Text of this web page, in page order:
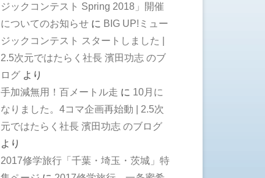
ジックコンテスト Spring 2018」開催
についてのお知らせ に BIG UP!ミュー
ジックコンテスト スタートしました |
2.5次元ではたらく社長 濱田功志 のブ
ログ より
手加減無用！百メートル走 に 10月に
なりました。4コマ企画再始動 | 2.5次
元ではたらく社長 濱田功志 のブログ
より
2017修学旅行「千葉・埼玉・茨城」特